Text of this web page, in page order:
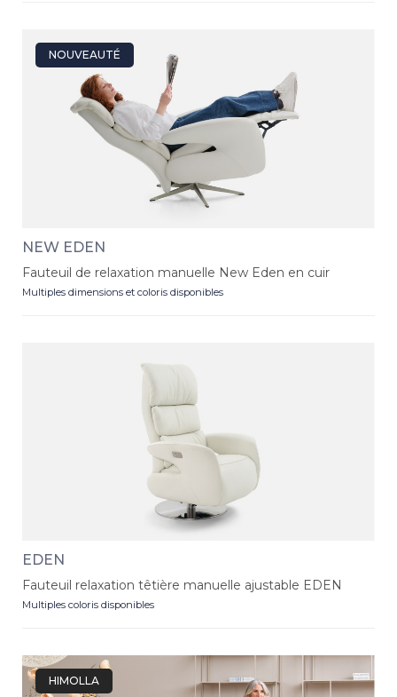
NOUVEAUTÉ
NEW EDEN
Fauteuil de relaxation manuelle New Eden en cuir
Multiples dimensions et coloris disponibles
EDEN
Fauteuil relaxation têtière manuelle ajustable EDEN
Multiples coloris disponibles
HIMOLLA